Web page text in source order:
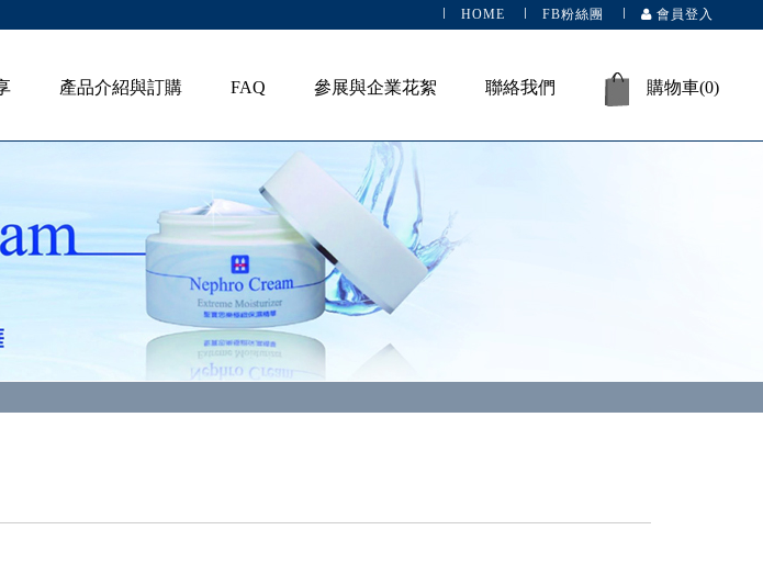
HOME FB粉絲團 會員登入
產品介紹與訂購 FAQ 參展與企業花絮 聯絡我們 購物車(0)